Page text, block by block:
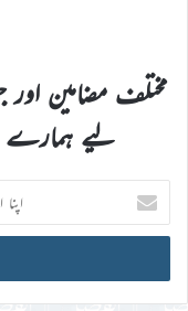
مختلف مضامین
لیے ہمارے
اپنا
ای
میل
ڈی
درج